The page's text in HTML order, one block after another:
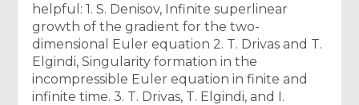
helpful: 1. S. Denisov, Infinite superlinear
growth of the gradient for the two-
dimensional Euler equation 2. T. Drivas and T.
Elgindi, Singularity formation in the
incompressible Euler equation in finite and
infinite time. 3. T. Drivas, T. Elgindi, and I.